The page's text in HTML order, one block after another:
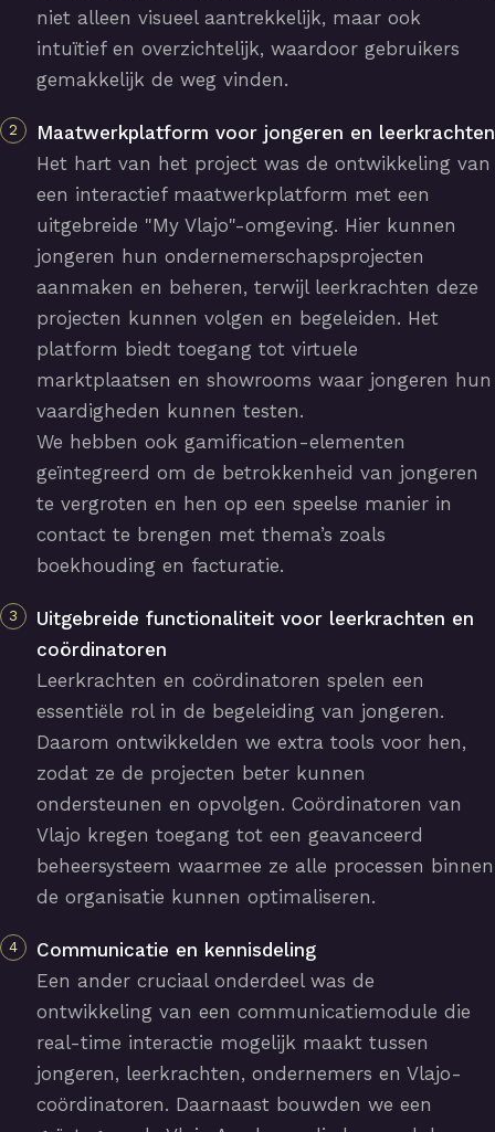
niet alleen visueel aantrekkelijk, maar ook
intuïtief en overzichtelijk, waardoor gebruikers
gemakkelijk de weg vinden.
Maatwerkplatform voor jongeren en leerkrachten
Het hart van het project was de ontwikkeling van
een interactief maatwerkplatform met een
uitgebreide "My Vlajo"-omgeving. Hier kunnen
jongeren hun ondernemerschapsprojecten
aanmaken en beheren, terwijl leerkrachten deze
projecten kunnen volgen en begeleiden. Het
platform biedt toegang tot virtuele
marktplaatsen en showrooms waar jongeren hun
vaardigheden kunnen testen.
We hebben ook gamification-elementen
geïntegreerd om de betrokkenheid van jongeren
te vergroten en hen op een speelse manier in
contact te brengen met thema’s zoals
boekhouding en facturatie.
Uitgebreide functionaliteit voor leerkrachten en
coördinatoren
Leerkrachten en coördinatoren spelen een
essentiële rol in de begeleiding van jongeren.
Daarom ontwikkelden we extra tools voor hen,
zodat ze de projecten beter kunnen
ondersteunen en opvolgen. Coördinatoren van
Vlajo kregen toegang tot een geavanceerd
beheersysteem waarmee ze alle processen binnen
de organisatie kunnen optimaliseren.
Communicatie en kennisdeling
Een ander cruciaal onderdeel was de
ontwikkeling van een communicatiemodule die
real-time interactie mogelijk maakt tussen
jongeren, leerkrachten, ondernemers en Vlajo-
coördinatoren. Daarnaast bouwden we een